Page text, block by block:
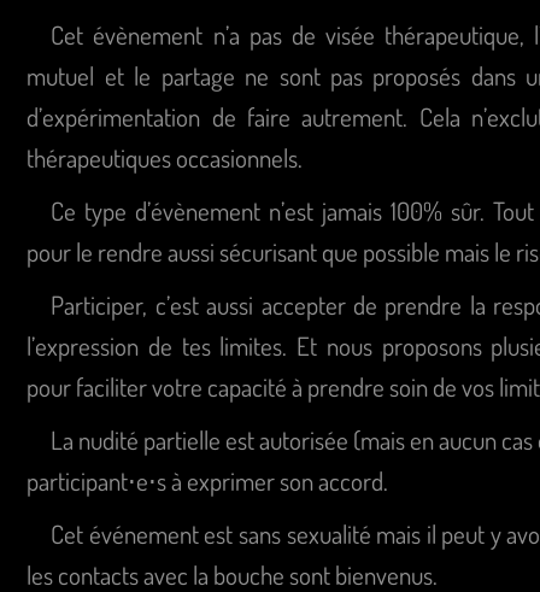
Cet évènement n’a pas de visée thérapeutique,
mutuel et le partage ne sont pas proposés dans
d’expérimentation de faire autrement. Cela
thérapeutiques occasionnels.
Ce type d’évènement n’est jamais 100% sûr.
pour le rendre aussi sécurisant que possible mais le
Participer, c’est aussi accepter de prendre la
l’expression de tes limites. Et nous proposons
pour faciliter votre capacité à prendre soin de vos
La nudité partielle est autorisée (mais en aucun
participant⋅e⋅s à exprimer son accord.
Cet événement est sans sexualité mais il peut y
les contacts avec la bouche sont bienvenus.